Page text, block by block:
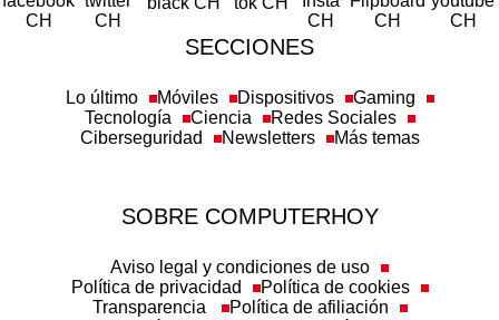
SECCIONES
Lo último Móviles Dispositivos
Gaming
Tecnología
Ciencia
Redes Sociales
Ciberseguridad
Newsletters Más temas
SOBRE COMPUTERHOY
Aviso legal y condiciones de uso
Política de privacidad
Política de cookies
Transparencia
Política de afiliación